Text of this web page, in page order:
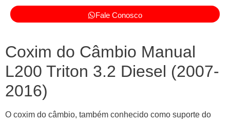
Fale Conosco
Coxim do Câmbio Manual
L200 Triton 3.2 Diesel (2007-
2016)
O coxim do câmbio, também conhecido como suporte do